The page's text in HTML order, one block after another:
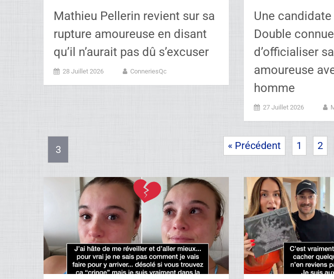
Mathieu Pellerin revient sur sa
rupture amoureuse en disant
qu’il n’aurait pas dû s’excuser
28 Juillet 2026 ConneriesQc
Une candidate
Double
d’officialiser
amoureuse
homme
27 Juillet 2026
« Précédent 1 2
3